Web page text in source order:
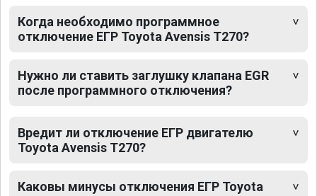
Когда необходимо программное
отключение ЕГР Toyota Avensis T270?
Нужно ли ставить заглушку клапана EGR
после программного отключения?
Вредит ли отключение ЕГР двигателю
Toyota Avensis T270?
Каковы минусы отключения ЕГР Toyota